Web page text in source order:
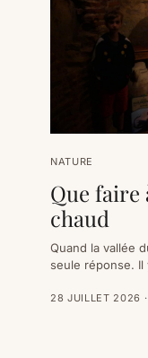
NATURE
Que
chaud
Quand la vallée
seule réponse. Il
un parc ouvert
28 JUILLET 2026 ·